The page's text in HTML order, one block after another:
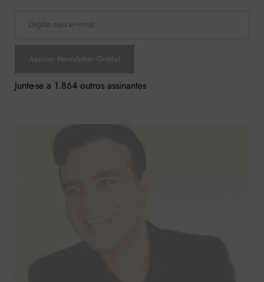
Junte-se a 1.864 outros assinantes